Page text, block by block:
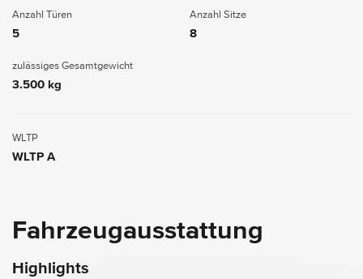
Anzahl Türen
5
Anzahl Sitze
8
zulässiges Gesamtgewicht
3.500 kg
WLTP
WLTP A
Fahrzeugausstattung
Highlights